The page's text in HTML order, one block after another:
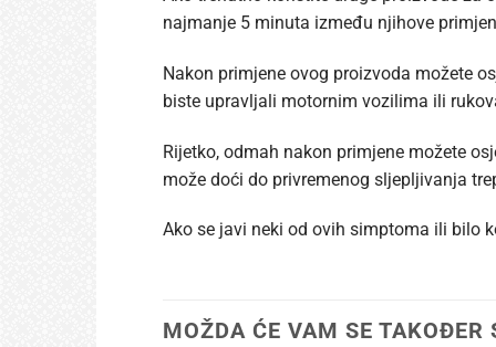
najmanje 5 minuta između njihove
Nakon primjene ovog proizvoda možete
biste upravljali motornim vozilima ili
Rijetko, odmah nakon primjene možete
može doći do privremenog sljepljivanja
Ako se javi neki od ovih simptoma ili bilo
MOŽDA ĆE VAM SE